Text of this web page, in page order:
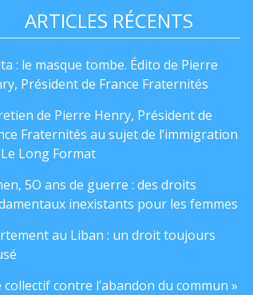
ARTICLES RÉCENTS
: le masque tombe. Édito de Pierre
Président de France Fraternités
de Pierre Henry, Président de
Fraternités au sujet de l’immigration
Long Format
5O ans de guerre : des droits
inexistants pour les femmes
au Liban : un droit toujours
collectif contre l’abandon du commun »